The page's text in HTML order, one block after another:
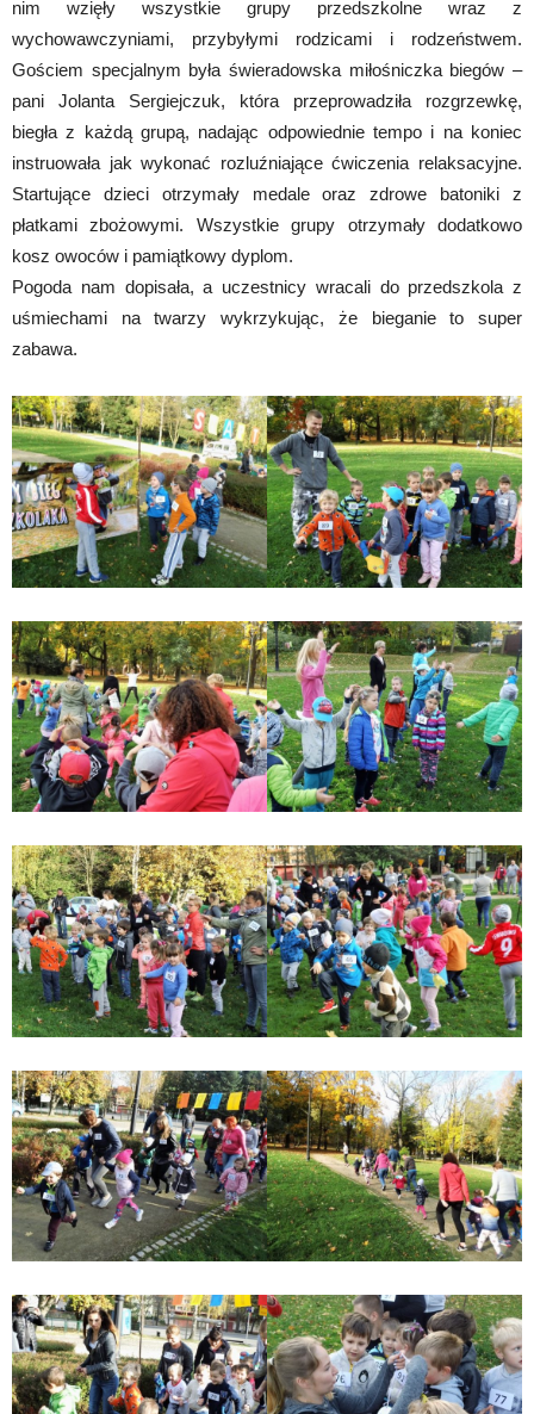
nim wzięły wszystkie grupy przedszkolne wraz z
wychowawczyniami, przybyłymi rodzicami i rodzeństwem.
Gościem specjalnym była świeradowska miłośniczka biegów –
pani Jolanta Sergiejczuk, która przeprowadziła rozgrzewkę,
biegła z każdą grupą, nadając odpowiednie tempo i na koniec
instruowała jak wykonać rozluźniające ćwiczenia relaksacyjne.
Startujące dzieci otrzymały medale oraz zdrowe batoniki z
płatkami zbożowymi. Wszystkie grupy otrzymały dodatkowo
kosz owoców i pamiątkowy dyplom.
Pogoda nam dopisała, a uczestnicy wracali do przedszkola z
uśmiechami na twarzy wykrzykując, że bieganie to super
zabawa.